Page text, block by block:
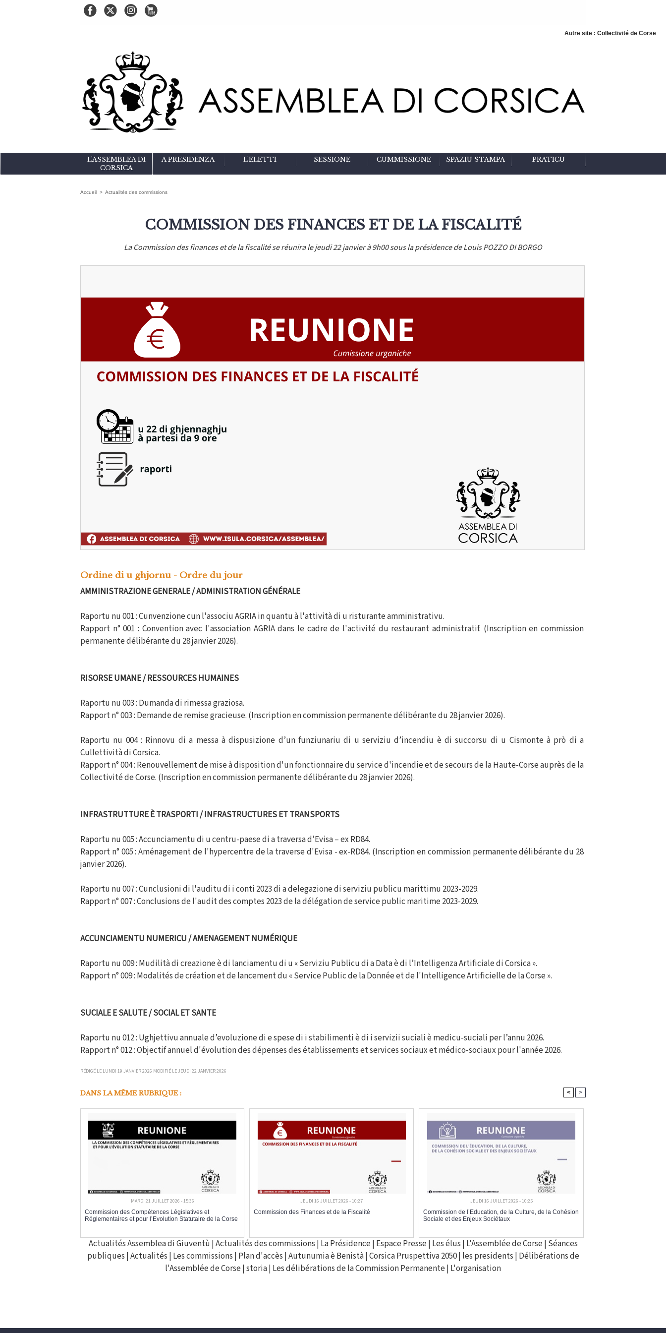
Autre site : Collectivité de Corse
L'ASSEMBLEA DI
CORSICA
A PRESIDENZA L'ELETTI SESSIONE CUMMISSIONE SPAZIU STAMPA PRATICU
Accueil > Actualités des commissions
COMMISSION DES FINANCES ET DE LA FISCALITÉ
La Commission des finances et de la fiscalité se réunira le jeudi 22 janvier à 9h00 sous la présidence de Louis POZZO DI BORGO
Ordine di u ghjornu - Ordre du jour
AMMINISTRAZIONE GENERALE / ADMINISTRATION GÉNÉRALE
Raportu nu 001 : Cunvenzione cun l'associu AGRIA in quantu à l'attività di u risturante amministrativu.
Rapport n° 001 : Convention avec l'association AGRIA dans le cadre de l'activité du restaurant administratif. (Inscription en commission
permanente délibérante du 28 janvier 2026).
RISORSE UMANE / RESSOURCES HUMAINES
Raportu nu 003 : Dumanda di rimessa graziosa.
Rapport n° 003 : Demande de remise gracieuse. (Inscription en commission permanente délibérante du 28 janvier 2026).
Raportu nu 004 : Rinnovu di a messa à dispusizione d’un funziunariu di u serviziu d’incendiu è di succorsu di u Cismonte à prò di a
Cullettività di Corsica.
Rapport n° 004 : Renouvellement de mise à disposition d'un fonctionnaire du service d'incendie et de secours de la Haute-Corse auprès de la
Collectivité de Corse. (Inscription en commission permanente délibérante du 28 janvier 2026).
INFRASTRUTTURE È TRASPORTI / INFRASTRUCTURES ET TRANSPORTS
Raportu nu 005 : Accunciamentu di u centru-paese di a traversa d’Evisa – ex RD84.
Rapport n° 005 : Aménagement de l'hypercentre de la traverse d'Evisa - ex-RD84. (Inscription en commission permanente délibérante du 28
janvier 2026).
Raportu nu 007 : Cunclusioni di l'auditu di i conti 2023 di a delegazione di serviziu publicu marittimu 2023-2029.
Rapport n° 007 : Conclusions de l'audit des comptes 2023 de la délégation de service public maritime 2023-2029.
ACCUNCIAMENTU NUMERICU / AMENAGEMENT NUMÉRIQUE
Raportu nu 009 : Mudilità di creazione è di lanciamentu di u « Serviziu Publicu di a Data è di l’Intelligenza Artificiale di Corsica ».
Rapport n° 009 : Modalités de création et de lancement du « Service Public de la Donnée et de l'Intelligence Artificielle de la Corse ».
SUCIALE E SALUTE / SOCIAL ET SANTE
Raportu nu 012 : Ughjettivu annuale d’evoluzione di e spese di i stabilimenti è di i servizii suciali è medicu-suciali per l’annu 2026.
Rapport n° 012 : Objectif annuel d'évolution des dépenses des établissements et services sociaux et médico-sociaux pour l'année 2026.
RÉDIGÉ LE LUNDI 19 JANVIER 2026 MODIFIÉ LE JEUDI 22 JANVIER 2026
DANS LA MÊME RUBRIQUE : < >
MARDI 21 JUILLET 2026 - 15:36
Commission des Compétences Législatives et
Réglementaires et pour l’Evolution Statutaire de la Corse
JEUDI 16 JUILLET 2026 - 10:27
Commission des Finances et de la Fiscalité
JEUDI 16 JUILLET 2026 - 10:25
Commission de l’Education, de la Culture, de la Cohésion
Sociale et des Enjeux Sociétaux
Actualités Assemblea di Giuventù |Actualités des commissions | La Présidence| Espace Presse| Les élus | L'Assemblée de Corse| Séances
publiques |Actualités | Les commissions | Plan d'accès |Autunumia è Benistà|Corsica Pruspettiva 2050| les presidents | Délibérations de
l'Assemblée de Corse|storia| Les délibérations de la Commission Permanente| L'organisation